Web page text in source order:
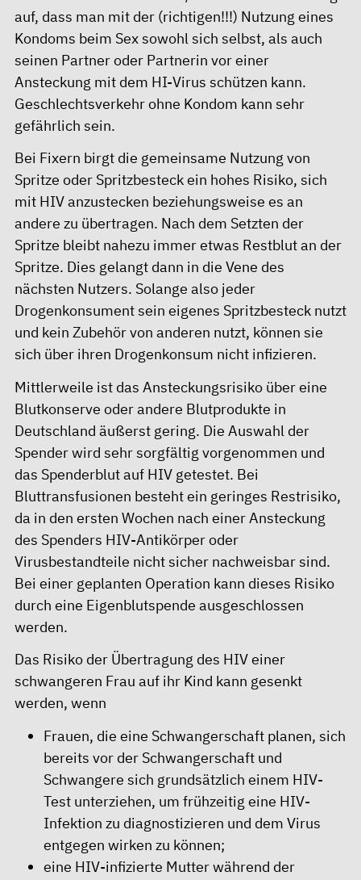
auf, dass man mit der (richtigen!!!) Nutzung eines
Kondoms beim Sex sowohl sich selbst, als auch
seinen Partner oder Partnerin vor einer
Ansteckung mit dem HI-Virus schützen kann.
Geschlechtsverkehr ohne Kondom kann sehr
gefährlich sein.
Bei Fixern birgt die gemeinsame Nutzung von
Spritze oder Spritzbesteck ein hohes Risiko, sich
mit HIV anzustecken beziehungsweise es an
andere zu übertragen. Nach dem Setzten der
Spritze bleibt nahezu immer etwas Restblut an der
Spritze. Dies gelangt dann in die Vene des
nächsten Nutzers. Solange also jeder
Drogenkonsument sein eigenes Spritzbesteck nutzt
und kein Zubehör von anderen nutzt, können sie
sich über ihren Drogenkonsum nicht infizieren.
Mittlerweile ist das Ansteckungsrisiko über eine
Blutkonserve oder andere Blutprodukte in
Deutschland äußerst gering. Die Auswahl der
Spender wird sehr sorgfältig vorgenommen und
das Spenderblut auf HIV getestet. Bei
Bluttransfusionen besteht ein geringes Restrisiko,
da in den ersten Wochen nach einer Ansteckung
des Spenders HIV-Antikörper oder
Virusbestandteile nicht sicher nachweisbar sind.
Bei einer geplanten Operation kann dieses Risiko
durch eine Eigenblutspende ausgeschlossen
werden.
Das Risiko der Übertragung des HIV einer
schwangeren Frau auf ihr Kind kann gesenkt
werden, wenn
Frauen, die eine Schwangerschaft planen, sich
bereits vor der Schwangerschaft und
Schwangere sich grundsätzlich einem HIV-
Test unterziehen, um frühzeitig eine HIV-
Infektion zu diagnostizieren und dem Virus
entgegen wirken zu können;
eine HIV-infizierte Mutter während der